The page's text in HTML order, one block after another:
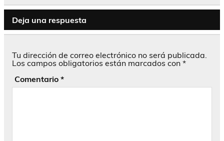
Deja una respuesta
Tu dirección de correo electrónico no será publicada.
Los campos obligatorios están marcados con *
Comentario *